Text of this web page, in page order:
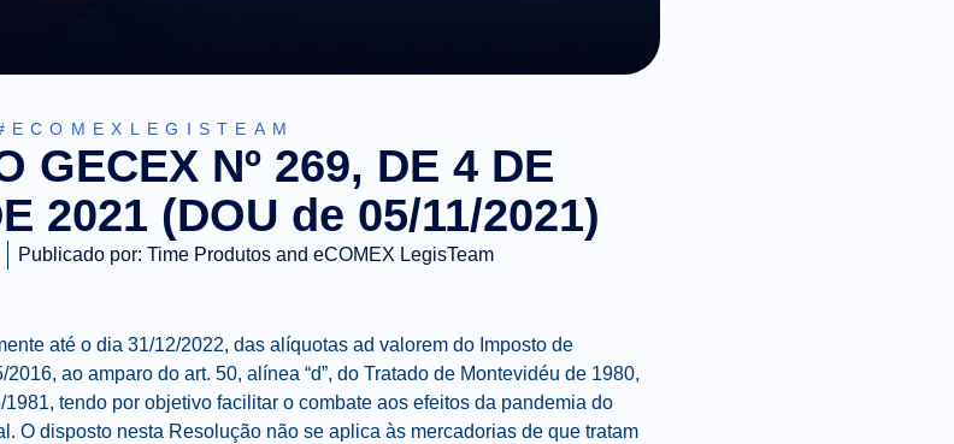
GECEX Nº 269, DE 4 DE
2021 (DOU de 05/11/2021)
Publicado por: Time Produtos and eCOMEX LegisTeam
até o dia 31/12/2022, das alíquotas ad valorem do Imposto de
ao amparo do art. 50, alínea “d”, do Tratado de Montevidéu de 1980,
tendo por objetivo facilitar o combate aos efeitos da pandemia do
O disposto nesta Resolução não se aplica às mercadorias de que tratam